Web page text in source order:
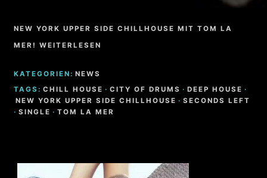
NEW YORK UPPER SIDE CHILLHOUSE MIT TOM LA
MER! WEITERLESEN
KATEGORIEN: NEWS
TAGS: CHILL HOUSE · CITY OF DRUMS · DEEP HOUSE ·
NEW YORK UPPER SIDE CHILLHOUSE · SECONDS LEFT
· SINGLE · TOM LA MER